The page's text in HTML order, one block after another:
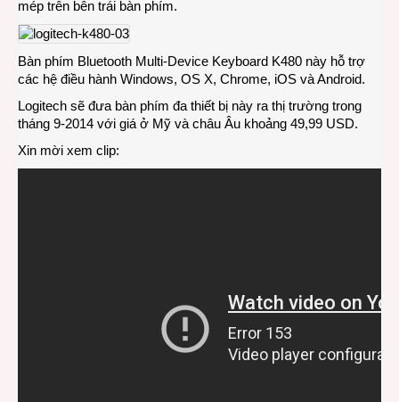
mép trên bên trái bàn phím.
Bàn phím Bluetooth Multi-Device Keyboard K480 này hỗ trợ
các hệ điều hành Windows, OS X, Chrome, iOS và Android.
Logitech sẽ đưa bàn phím đa thiết bị này ra thị trường trong
tháng 9-2014 với giá ở Mỹ và châu Âu khoảng 49,99 USD.
Xin mời xem clip: